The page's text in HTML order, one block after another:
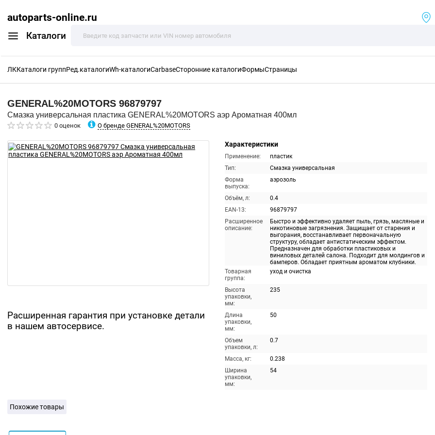
autoparts-online.ru
Каталоги
ЛККаталоги группРед.каталогиWh-каталогиCarbaseСторонние каталогиФормыСтраницы
GENERAL%20MOTORS 96879797
Смазка универсальная пластика GENERAL%20MOTORS аэр Ароматная 400мл
0 оценок О бренде GENERAL%20MOTORS
Расширенная гарантия при установке детали
в нашем автосервисе.
Характеристики
Применение:
пластик
Тип:
Смазка универсальная
Форма
выпуска:
аэрозоль
Объём, л:
0.4
EAN-13:
96879797
Расширенное
описание:
Быстро и эффективно удаляет пыль, грязь, масляные и
никотиновые загрязнения. Защищает от старения и
выгорания, восстанавливает первоначальную
структуру, обладает антистатическим эффектом.
Предназначен для обработки пластиковых и
виниловых деталей салона. Подходит для молдингов и
бамперов. Обладает приятным ароматом клубники.
Товарная
группа:
уход и очистка
Высота
упаковки,
мм:
235
Длина
упаковки,
мм:
50
Объем
упаковки, л:
0.7
Масса, кг:
0.238
Ширина
упаковки,
мм:
54
Похожие товары